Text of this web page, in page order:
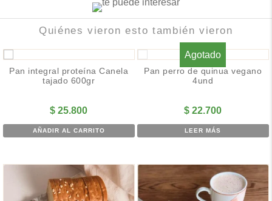
Quiénes vieron esto también vieron
Pan integral proteína Canela
tajado 600gr
$ 25.800
AÑADIR AL CARRITO
Agotado
Pan perro de quinua vegano
4und
$ 22.700
LEER MÁS